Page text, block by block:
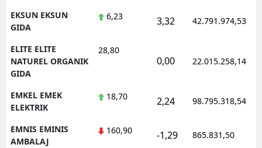
EKSUN EKSUN
GIDA
6,23 3,32 42.791.974,53
ELITE ELITE
NATUREL ORGANIK
GIDA
28,80
0,00 22.015.258,14
EMKEL EMEK
ELEKTRIK
18,70 2,24 98.795.318,54
EMNIS EMINIS
AMBALAJ
160,90 -1,29 865.831,50